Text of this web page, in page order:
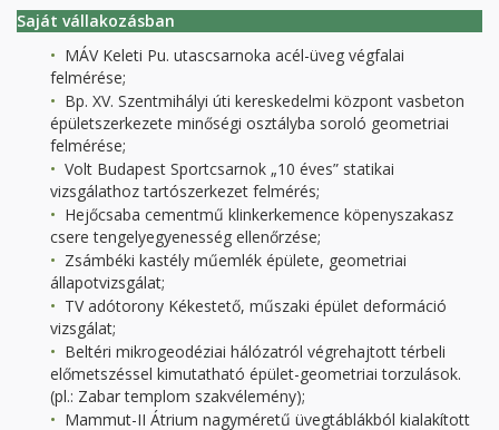
Saját vállakozásban
MÁV Keleti Pu. utascsarnoka acél-üveg végfalai
felmérése;
Bp. XV. Szentmihályi úti kereskedelmi központ vasbeton
épületszerkezete minőségi osztályba soroló geometriai
felmérése;
Volt Budapest Sportcsarnok „10 éves” statikai
vizsgálathoz tartószerkezet felmérés;
Hejőcsaba cementmű klinkerkemence köpenyszakasz
csere tengelyegyenesség ellenőrzése;
Zsámbéki kastély műemlék épülete, geometriai
állapotvizsgálat;
TV adótorony Kékestető, műszaki épület deformáció
vizsgálat;
Beltéri mikrogeodéziai hálózatról végrehajtott térbeli
előmetszéssel kimutatható épület-geometriai torzulások.
(pl.: Zabar templom szakvélemény);
Mammut-II Átrium nagyméretű üvegtáblákból kialakított